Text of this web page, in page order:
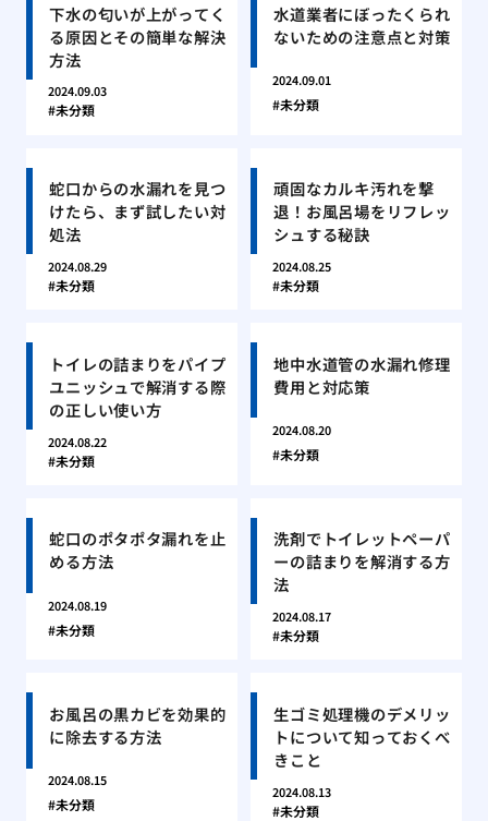
下水の匂いが上がってく
る原因とその簡単な解決
方法
2024.09.03
未分類
水道業者にぼったくられ
ないための注意点と対策
2024.09.01
未分類
蛇口からの水漏れを見つ
けたら、まず試したい対
処法
2024.08.29
未分類
頑固なカルキ汚れを撃
退！お風呂場をリフレッ
シュする秘訣
2024.08.25
未分類
トイレの詰まりをパイプ
ユニッシュで解消する際
の正しい使い方
2024.08.22
未分類
地中水道管の水漏れ修理
費用と対応策
2024.08.20
未分類
蛇口のポタポタ漏れを止
める方法
2024.08.19
未分類
洗剤でトイレットペーパ
ーの詰まりを解消する方
法
2024.08.17
未分類
お風呂の黒カビを効果的
に除去する方法
2024.08.15
未分類
生ゴミ処理機のデメリッ
トについて知っておくべ
きこと
2024.08.13
未分類